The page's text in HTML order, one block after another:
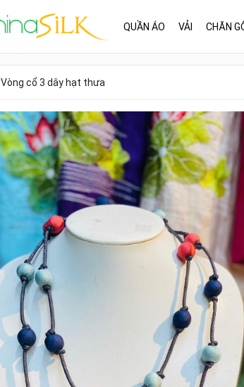
QUẦN ÁO VẢI CHĂN
Vòng cổ 3 dây hạt thưa